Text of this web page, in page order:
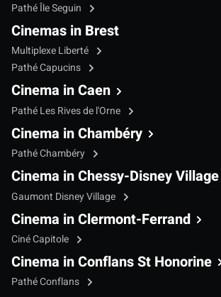
Pathé Île Seguin
Cinemas in Brest
Multiplexe Liberté
Pathé Capucins
Cinema in Caen
Pathé Les Rives de l'Orne
Cinema in Chambéry
Pathé Chambéry
Cinema in Chessy-Disney Village
Gaumont Disney Village
Cinema in Clermont-Ferrand
Ciné Capitole
Cinema in Conflans St Honorine
Pathé Conflans